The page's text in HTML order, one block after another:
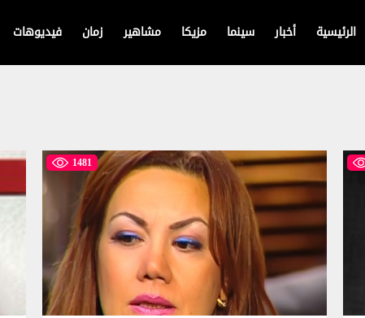
الرئيسية أخبار سينما مزيكا مشاهير زمان فيديوهات
1481